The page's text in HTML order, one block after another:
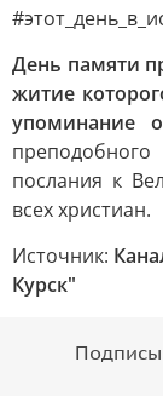
День памяти
житие
упоминание
послания к
всех христиан.
Источник:
Курск"